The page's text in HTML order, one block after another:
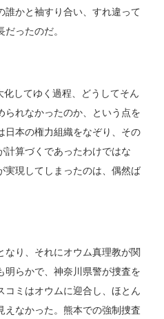
かと袖すり合い、すれ違って
ったのだ。
してゆく過程、どうしてそん
られなかったのか、という点を
日本の権力組織をなぞり、その
計算づくであったわけではな
実現してしまったのは、偶然ば
り、それにオウム真理教が関
らかで、神奈川県警が捜査を
ミはオウムに迎合し、ほとん
えなかった。熊本での強制捜査